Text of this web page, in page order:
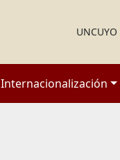
UNCUYO
Internacionalización